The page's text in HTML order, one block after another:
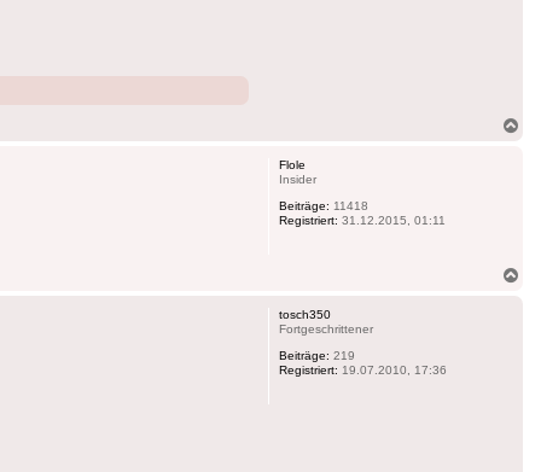
Flole
Insider
Beiträge: 11418
Registriert: 31.12.2015, 01:11
tosch350
Fortgeschrittener
Beiträge: 219
Registriert: 19.07.2010, 17:36